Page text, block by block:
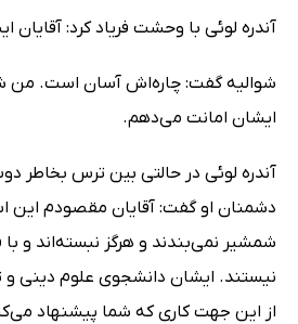
آندره لوئی با وحشت فریاد کرد:
شوالیه گفت: چاره‌اش آسان است. من
ایشان امانت می‌دهم.
آندره لوئی در حالتی بین ترس بخاطر
دشمنان او گفت: آقایان مقصودم این
شمشیر نمی‌بندند و هرگز نبسته‌اند و با
نیستند. ایشان دانشجوی علوم دینی
از این جهت کاری که شما پیشنهاد